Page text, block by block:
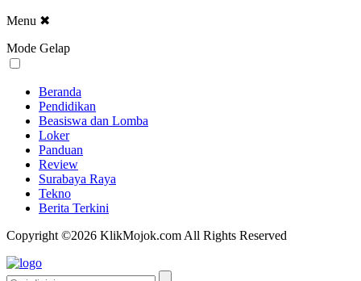
Menu ✖
Mode Gelap
Beranda
Pendidikan
Beasiswa dan Lomba
Loker
Panduan
Review
Surabaya Raya
Tekno
Berita Terkini
Copyright ©2026 KlikMojok.com All Rights Reserved